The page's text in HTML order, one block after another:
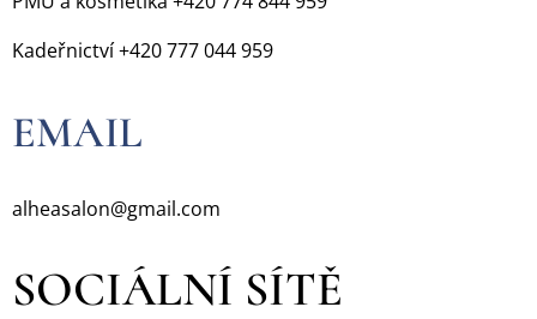
Kadeřnictví +420 777 044 959
EMAIL
alheasalon@gmail.com
SOCIÁLNÍ SÍTĚ